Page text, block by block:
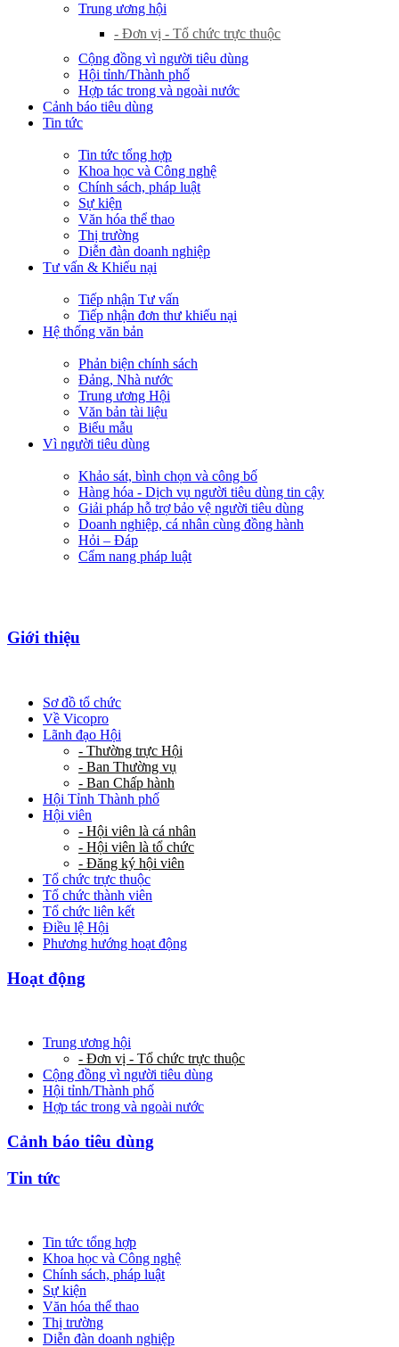
Trung ương hội
- Đơn vị - Tổ chức trực thuộc
Cộng đồng vì người tiêu dùng
Hội tỉnh/Thành phố
Hợp tác trong và ngoài nước
Cảnh báo tiêu dùng
Tin tức
Tin tức tổng hợp
Khoa học và Công nghệ
Chính sách, pháp luật
Sự kiện
Văn hóa thể thao
Thị trường
Diễn đàn doanh nghiệp
Tư vấn & Khiếu nại
Tiếp nhận Tư vấn
Tiếp nhận đơn thư khiếu nại
Hệ thống văn bản
Phản biện chính sách
Đảng, Nhà nước
Trung ương Hội
Văn bản tài liệu
Biểu mẫu
Vì người tiêu dùng
Khảo sát, bình chọn và công bố
Hàng hóa - Dịch vụ người tiêu dùng tin cậy
Giải pháp hỗ trợ bảo vệ người tiêu dùng
Doanh nghiệp, cá nhân cùng đồng hành
Hỏi – Đáp
Cẩm nang pháp luật
Giới thiệu
Sơ đồ tổ chức
Về Vicopro
Lãnh đạo Hội
- Thường trực Hội
- Ban Thường vụ
- Ban Chấp hành
Hội Tỉnh Thành phố
Hội viên
- Hội viên là cá nhân
- Hội viên là tổ chức
- Đăng ký hội viên
Tổ chức trực thuộc
Tổ chức thành viên
Tổ chức liên kết
Điều lệ Hội
Phương hướng hoạt động
Hoạt động
Trung ương hội
- Đơn vị - Tổ chức trực thuộc
Cộng đồng vì người tiêu dùng
Hội tỉnh/Thành phố
Hợp tác trong và ngoài nước
Cảnh báo tiêu dùng
Tin tức
Tin tức tổng hợp
Khoa học và Công nghệ
Chính sách, pháp luật
Sự kiện
Văn hóa thể thao
Thị trường
Diễn đàn doanh nghiệp